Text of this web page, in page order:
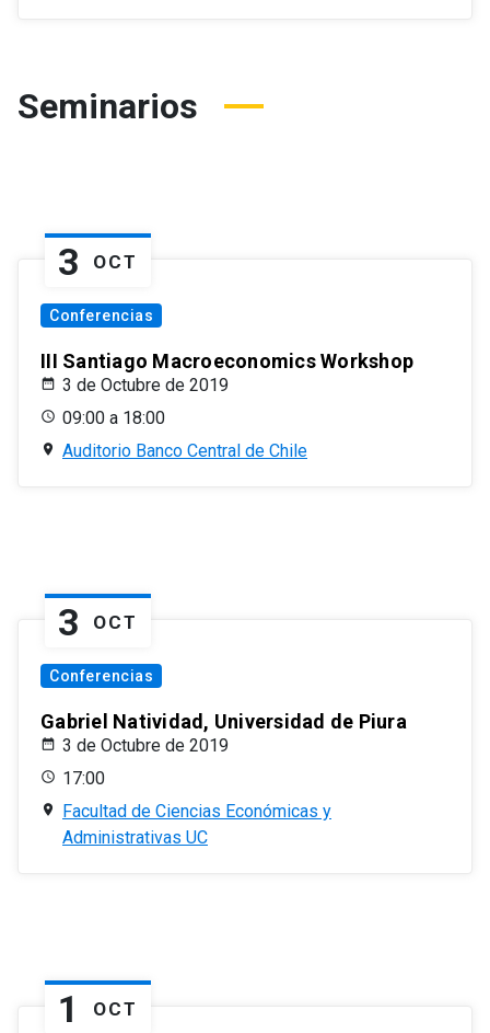
Seminarios
3 OCT
Conferencias
III Santiago Macroeconomics Workshop
3 de Octubre de 2019
09:00 a 18:00
Auditorio Banco Central de Chile
3 OCT
Conferencias
Gabriel Natividad, Universidad de Piura
3 de Octubre de 2019
17:00
Facultad de Ciencias Económicas y
Administrativas UC
1 OCT